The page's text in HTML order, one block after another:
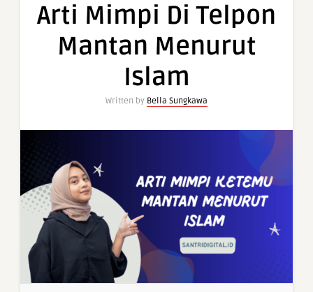
Arti Mimpi Di Telpon
Mantan Menurut
Islam
Written by Bella Sungkawa